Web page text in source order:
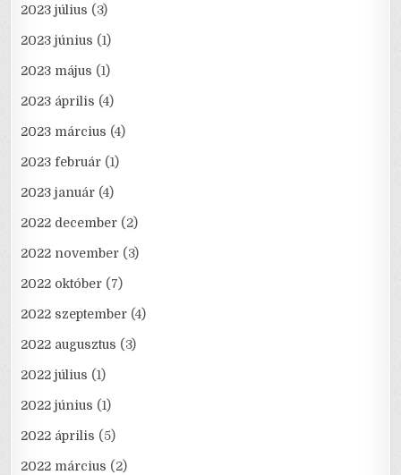
2023 július (3)
2023 június (1)
2023 május (1)
2023 április (4)
2023 március (4)
2023 február (1)
2023 január (4)
2022 december (2)
2022 november (3)
2022 október (7)
2022 szeptember (4)
2022 augusztus (3)
2022 július (1)
2022 június (1)
2022 április (5)
2022 március (2)